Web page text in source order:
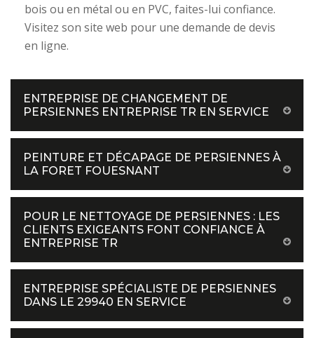
bois ou en métal ou en PVC, faites-lui confiance.
Visitez son site web pour une demande de devis
en ligne.
ENTREPRISE DE CHANGEMENT DE
PERSIENNES ENTREPRISE TR EN SERVICE
PEINTURE ET DÉCAPAGE DE PERSIENNES À
LA FORET FOUESNANT
POUR LE NETTOYAGE DE PERSIENNES : LES
CLIENTS EXIGEANTS FONT CONFIANCE À
ENTREPRISE TR
ENTREPRISE SPÉCIALISTE DE PERSIENNES
DANS LE 29940 EN SERVICE